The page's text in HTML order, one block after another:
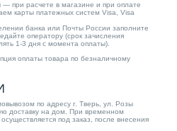
— при расчете в магазине и при оплате
карты платежных систем Visa, Visa
банка или Почты России заполните
оператору (срок зачисления
1-3 дня с момента оплаты).
оплаты товара по безналичному
по адресу г. Тверь, ул. Розы
доставку на дом. При временном
под заказ, после внесения